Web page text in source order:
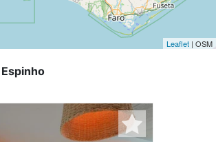
Leaflet | OSM